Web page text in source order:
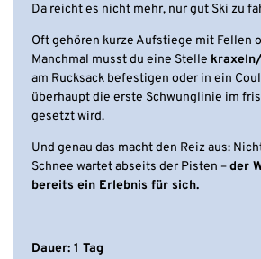
Da reicht es nicht mehr, nur gut Ski zu
Oft gehören kurze Aufstiege mit Fellen
Manchmal musst du eine Stelle
am Rucksack befestigen oder in ein
überhaupt die erste Schwunglinie im
gesetzt wird.
Und genau das macht den Reiz aus:
Schnee wartet abseits der Pisten –der
bereits ein Erlebnis für sich.
Dauer: 1 Tag